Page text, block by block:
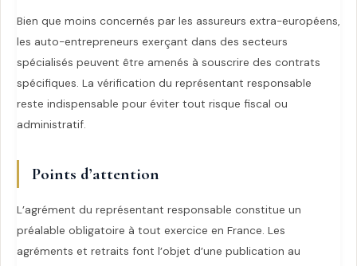
Bien que moins concernés par les assureurs extra-européens,
les auto-entrepreneurs exerçant dans des secteurs
spécialisés peuvent être amenés à souscrire des contrats
spécifiques. La vérification du représentant responsable
reste indispensable pour éviter tout risque fiscal ou
administratif.
Points d’attention
L’agrément du représentant responsable constitue un
préalable obligatoire à tout exercice en France. Les
agréments et retraits font l’objet d’une publication au